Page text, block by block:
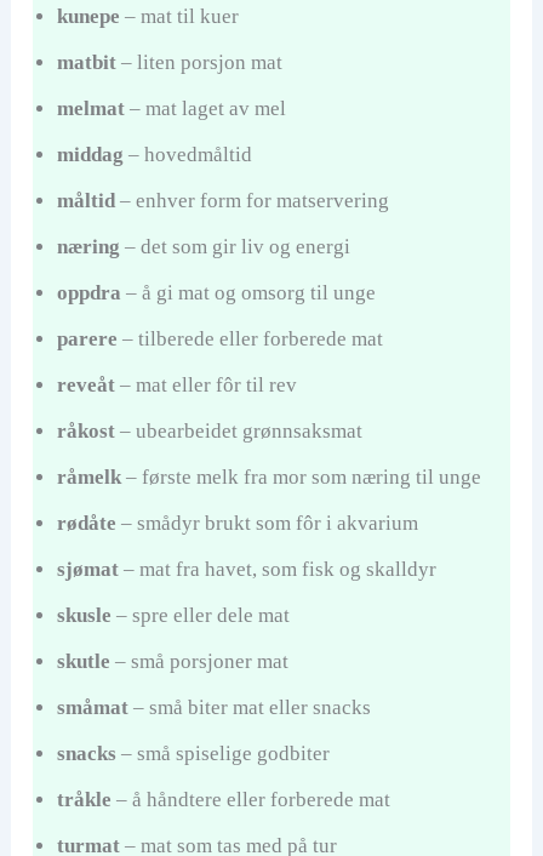
kunepe – mat til kuer
matbit– liten porsjon mat
melmat– mat laget av mel
middag – hovedmåltid
måltid– enhver form for matservering
næring – det som gir liv og energi
oppdra – å gi mat og omsorg til unge
parere – tilberede eller forberede mat
reveåt– mat eller fôr til rev
råkost– ubearbeidet grønnsaksmat
råmelk– første melk fra mor som næring til unge
rødåte – smådyr brukt som fôr i akvarium
sjømat– mat fra havet, som fisk og skalldyr
skusle – spre eller dele mat
skutle – små porsjoner mat
småmat– små biter mat eller snacks
snacks – små spiselige godbiter
tråkle – å håndtere eller forberede mat
turmat– mat som tas med på tur